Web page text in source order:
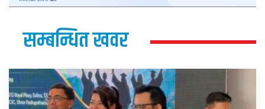
सम्बन्धित खवर